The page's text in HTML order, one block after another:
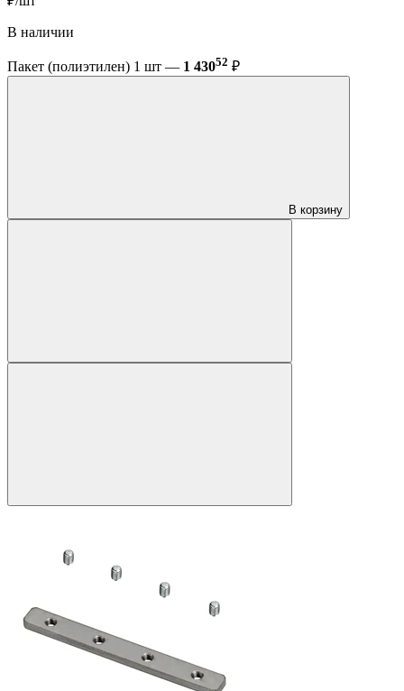
В наличии
Пакет (полиэтилен) 1 шт — 1 43052 ₽
В корзину